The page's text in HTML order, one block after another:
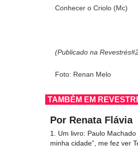
Conhecer o Criolo (Mc)
(Publicado na
Foto: Renan Melo
TAMBÉM EM
Por Renata Flávia
1. Um livro: Paulo
minha cidade”, me fez ver